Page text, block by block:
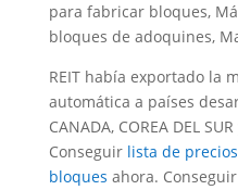
para fabricar bloques,
bloques de adoquines,
REIT había exportado la
automática a países
CANADA, COREA DEL
Conseguir lista de
bloques ahora. Conseguir